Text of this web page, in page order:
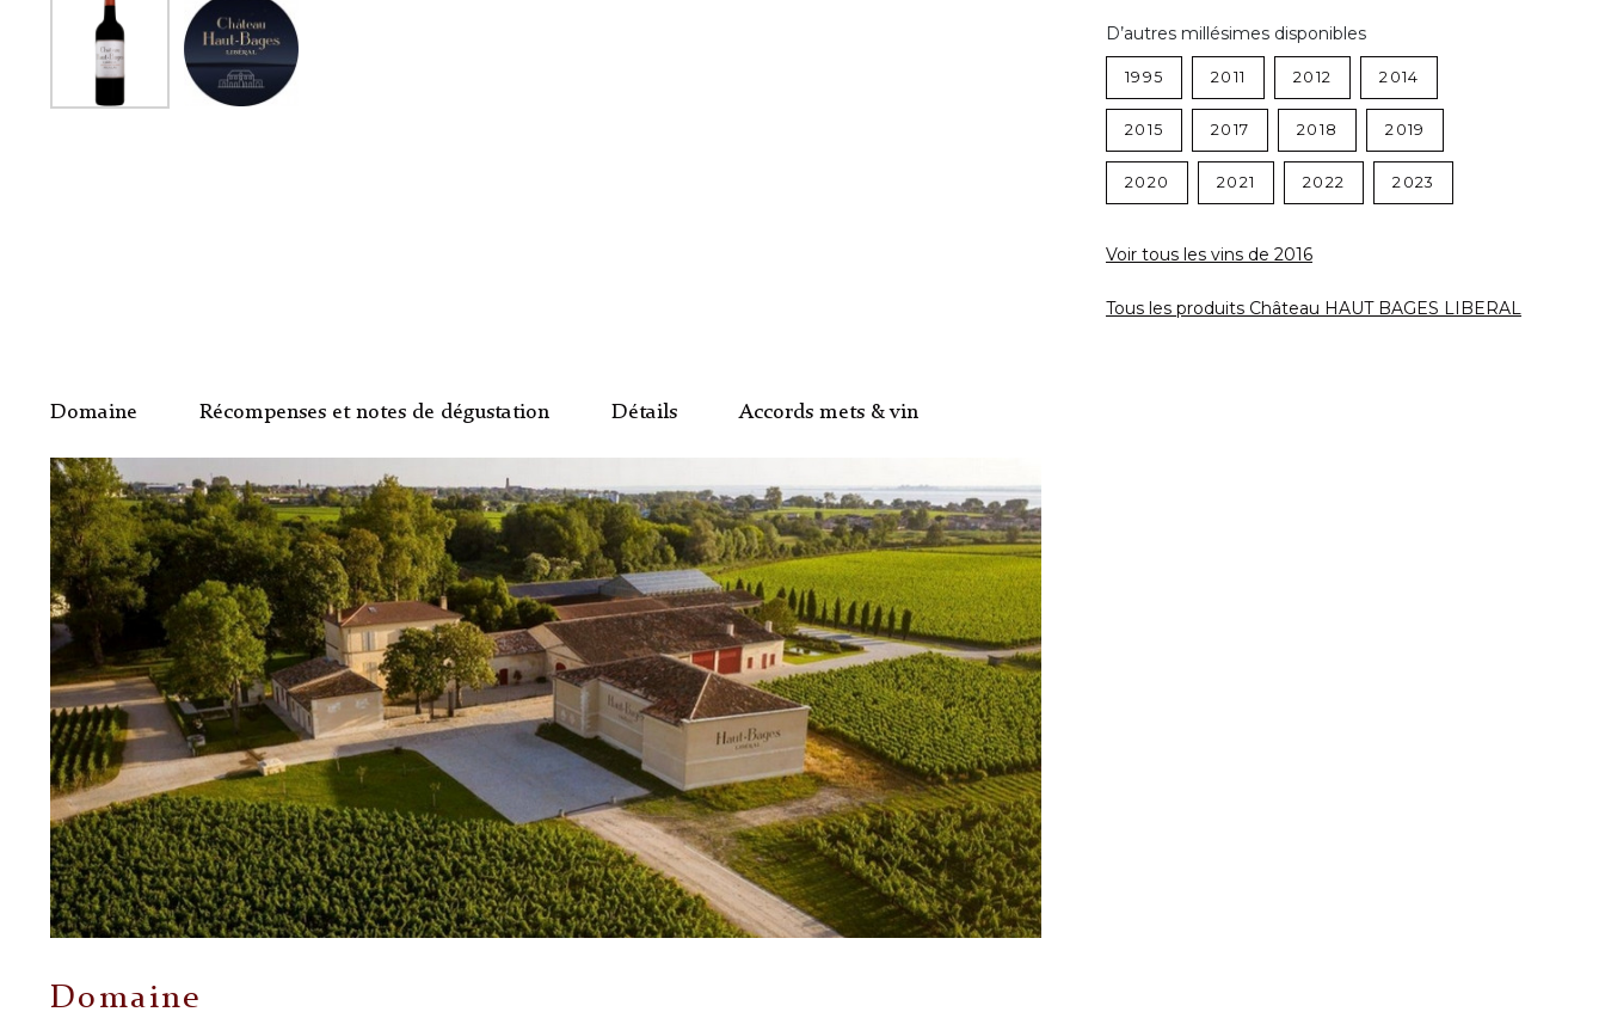
D’autres millésimes disponibles
1995 2011 2012 2014
2015 2017 2018 2019
2020 2021 2022 2023
Voir tous les vins de 2016
Tous les produits Château HAUT BAGES LIBERAL
Domaine Récompenses et notes de dégustation Détails Accords mets & vin
Domaine